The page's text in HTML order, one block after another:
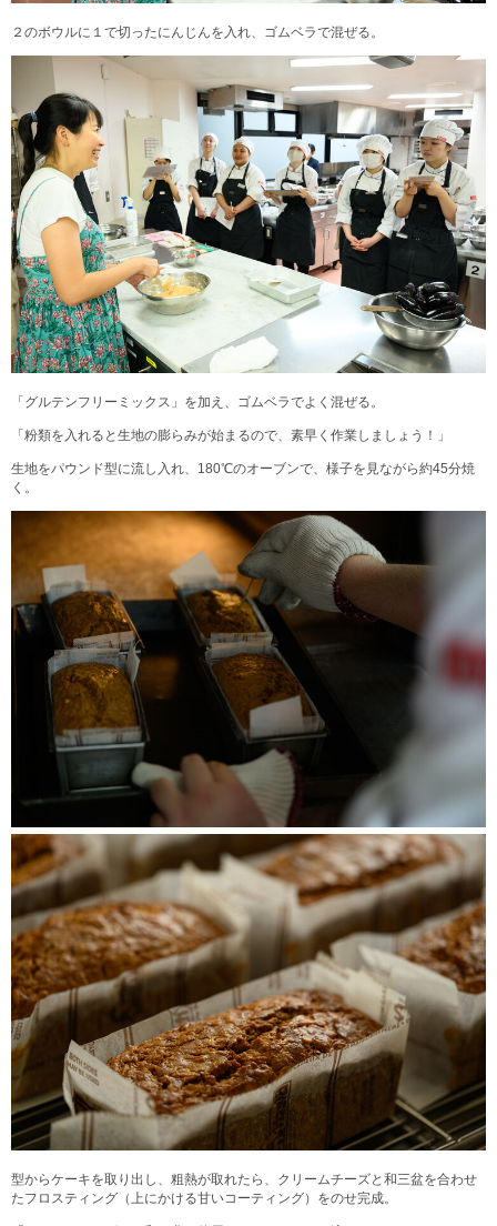
２のボウルに１で切ったにんじんを入れ、ゴムベラで混ぜる。
「グルテンフリーミックス」を加え、ゴムベラでよく混ぜる。
「粉類を入れると生地の膨らみが始まるので、素早く作業しましょう！」
生地をパウンド型に流し入れ、180℃のオーブンで、様子を見ながら約45分焼
く。
型からケーキを取り出し、粗熱が取れたら、クリームチーズと和三盆を合わせ
たフロスティング（上にかける甘いコーティング）をのせ完成。